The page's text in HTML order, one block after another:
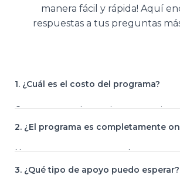
manera fácil y rápida! Aquí
respuestas a tus preguntas
1. ¿Cuál es el costo del programa?
Como estamos lanzando nuestra
queremos darles un beneficio especial a
enfocado en el Revenue growth, tiene
competitivo. ¡Por solo $149 al mes, y
seleccionadas, podrás acceder a todas
2. ¿El programa es completamente
Nuestro programa es completamente
queremos que todas las startups de
3. ¿Qué tipo de apoyo puedo esperar?